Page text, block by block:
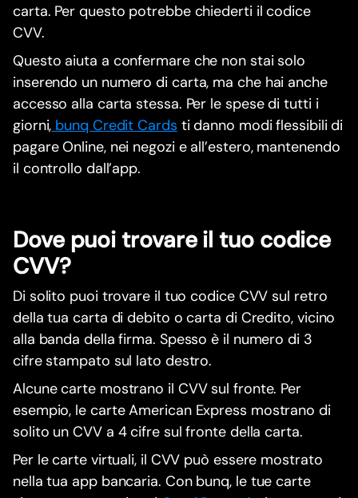
carta. Per questo potrebbe chiederti il codice
CVV.
Questo aiuta a confermare che non stai solo
inserendo un numero di carta, ma che hai anche
accesso alla carta stessa. Per le spese di tutti i
giorni, bunq Credit Cards ti danno modi flessibili di
pagare Online, nei negozi e all’estero, mantenendo
il controllo dall’app.
Dove puoi trovare il tuo codice
CVV?
Di solito puoi trovare il tuo codice CVV sul retro
della tua carta di debito o carta di Credito, vicino
alla banda della firma. Spesso è il numero di 3
cifre stampato sul lato destro.
Alcune carte mostrano il CVV sul fronte. Per
esempio, le carte American Express mostrano di
solito un CVV a 4 cifre sul fronte della carta.
Per le carte virtuali, il CVV può essere mostrato
nella tua app bancaria. Con bunq, le tue carte